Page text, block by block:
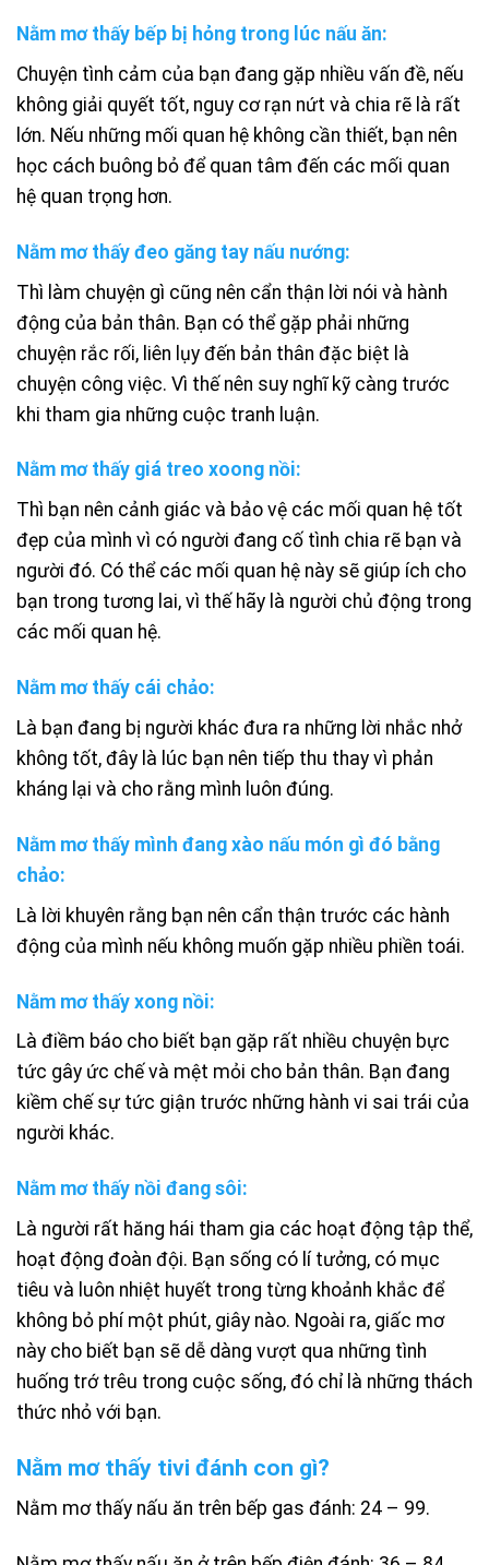
Nằm mơ thấy bếp bị hỏng trong lúc nấu ăn:
Chuyện tình cảm của bạn đang gặp nhiều vấn đề, nếu
không giải quyết tốt, nguy cơ rạn nứt và chia rẽ là rất
lớn. Nếu những mối quan hệ không cần thiết, bạn nên
học cách buông bỏ để quan tâm đến các mối quan
hệ quan trọng hơn.
Nằm mơ thấy đeo găng tay nấu nướng:
Thì làm chuyện gì cũng nên cẩn thận lời nói và hành
động của bản thân. Bạn có thể gặp phải những
chuyện rắc rối, liên lụy đến bản thân đặc biệt là
chuyện công việc. Vì thế nên suy nghĩ kỹ càng trước
khi tham gia những cuộc tranh luận.
Nằm mơ thấy giá treo xoong nồi:
Thì bạn nên cảnh giác và bảo vệ các mối quan hệ tốt
đẹp của mình vì có người đang cố tình chia rẽ bạn và
người đó. Có thể các mối quan hệ này sẽ giúp ích cho
bạn trong tương lai, vì thế hãy là người chủ động trong
các mối quan hệ.
Nằm mơ thấy cái chảo:
Là bạn đang bị người khác đưa ra những lời nhắc nhở
không tốt, đây là lúc bạn nên tiếp thu thay vì phản
kháng lại và cho rằng mình luôn đúng.
Nằm mơ thấy mình đang xào nấu món gì đó bằng
chảo:
Là lời khuyên rằng bạn nên cẩn thận trước các hành
động của mình nếu không muốn gặp nhiều phiền toái.
Nằm mơ thấy xong nồi:
Là điềm báo cho biết bạn gặp rất nhiều chuyện bực
tức gây ức chế và mệt mỏi cho bản thân. Bạn đang
kiềm chế sự tức giận trước những hành vi sai trái của
người khác.
Nằm mơ thấy nồi đang sôi:
Là người rất hăng hái tham gia các hoạt động tập thể,
hoạt động đoàn đội. Bạn sống có lí tưởng, có mục
tiêu và luôn nhiệt huyết trong từng khoảnh khắc để
không bỏ phí một phút, giây nào. Ngoài ra, giấc mơ
này cho biết bạn sẽ dễ dàng vượt qua những tình
huống trớ trêu trong cuộc sống, đó chỉ là những thách
thức nhỏ với bạn.
Nằm mơ thấy tivi đánh con gì?
Nằm mơ thấy nấu ăn trên bếp gas đánh: 24 – 99.